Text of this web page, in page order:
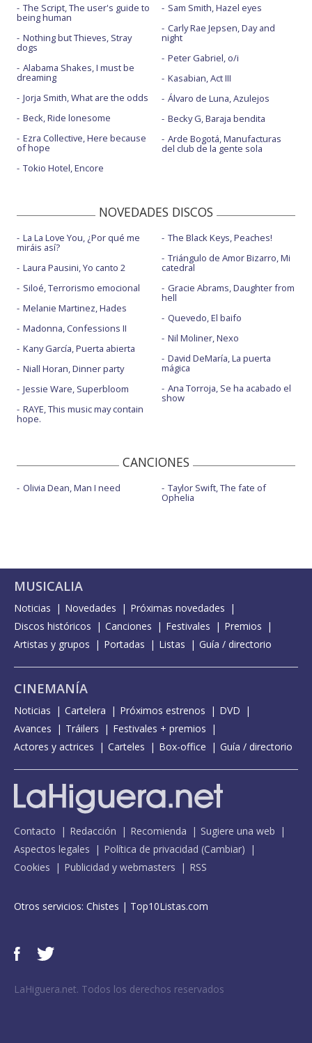
The Script, The user's guide to
being human
Nothing but Thieves, Stray
dogs
Alabama Shakes, I must be
dreaming
Jorja Smith, What are the odds
Beck, Ride lonesome
Ezra Collective, Here because
of hope
Tokio Hotel, Encore
Sam Smith, Hazel eyes
Carly Rae Jepsen, Day and
night
Peter Gabriel, o/i
Kasabian, Act III
Álvaro de Luna, Azulejos
Becky G, Baraja bendita
Arde Bogotá, Manufacturas
del club de la gente sola
NOVEDADES DISCOS
La La Love You, ¿Por qué me
miráis así?
Laura Pausini, Yo canto 2
Siloé, Terrorismo emocional
Melanie Martinez, Hades
Madonna, Confessions II
Kany García, Puerta abierta
Niall Horan, Dinner party
Jessie Ware, Superbloom
RAYE, This music may contain
hope.
The Black Keys, Peaches!
Triángulo de Amor Bizarro, Mi
catedral
Gracie Abrams, Daughter from
hell
Quevedo, El baifo
Nil Moliner, Nexo
David DeMaría, La puerta
mágica
Ana Torroja, Se ha acabado el
show
CANCIONES
Olivia Dean, Man I need Taylor Swift, The fate of
Ophelia
MUSICALIA
Noticias Novedades
Próximas novedades
Discos históricos
Canciones Festivales
Premios
Artistas y grupos
Portadas Listas Guía / directorio
CINEMANÍA
Noticias Cartelera Próximos estrenos
DVD
Avances
Tráilers
Festivales + premios
Actores y actrices
Carteles Box-office Guía / directorio
Contacto Redacción Recomienda
Sugiere una web
Aspectos legales
Política de privacidad (Cambiar)
Cookies
Publicidad y webmasters RSS
Otros servicios: Chistes | Top10Listas.com
LaHiguera.net. Todos los derechos reservados